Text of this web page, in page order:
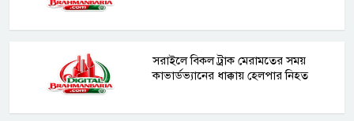
সরাইলে বিকল ট্রাক মেরামতের সময়
কাভার্ডভ্যানের ধাক্কায় হেলপার নিহত